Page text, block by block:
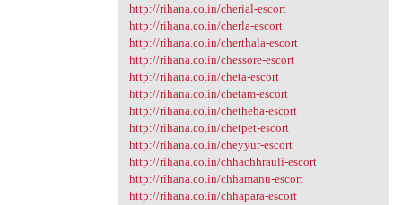
http://rihana.co.in/cherial-escort
http://rihana.co.in/cherla-escort
http://rihana.co.in/cherthala-escort
http://rihana.co.in/chessore-escort
http://rihana.co.in/cheta-escort
http://rihana.co.in/chetam-escort
http://rihana.co.in/chetheba-escort
http://rihana.co.in/chetpet-escort
http://rihana.co.in/cheyyur-escort
http://rihana.co.in/chhachhrauli-escort
http://rihana.co.in/chhamanu-escort
http://rihana.co.in/chhapara-escort